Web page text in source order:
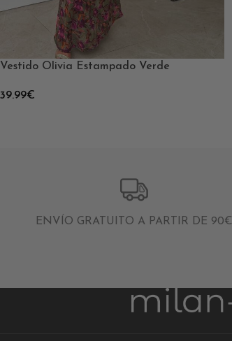
Vestido Olivia Estampado Verde
39.99€
ENVÍO GRATUITO A PARTIR DE 90€